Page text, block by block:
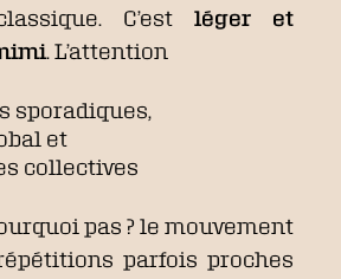
C’est léger et
. L’attention
sporadiques,
et
collectives
pas ? le mouvement
parfois proches